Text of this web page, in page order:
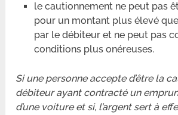
le cautionnement ne peut pas
pour un montant plus élevé
par le débiteur et ne peut pas
conditions plus onéreuses.
Si une personne accepte d’être la
débiteur ayant contracté un
d’une voiture et si, l’argent sert à